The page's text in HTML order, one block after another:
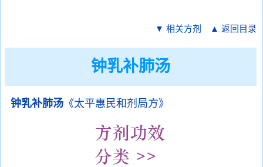
▼ 相关方剂 ▲ 返回目录
钟乳补肺汤
钟乳补肺汤 《太平惠民和剂局方》